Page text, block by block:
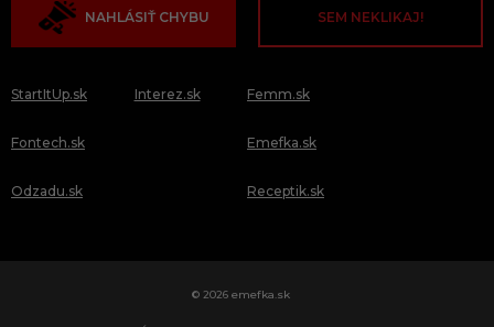
NAHLÁSIŤ CHYBU SEM NEKLIKAJ!
StartItUp.sk
Fontech.sk
Odzadu.sk
Interez.sk Femm.sk
Emefka.sk
Receptik.sk
© 2026 emefka.sk